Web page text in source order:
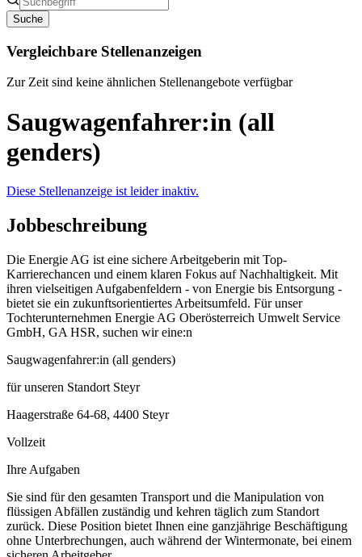
Suche
Vergleichbare Stellenanzeigen
Zur Zeit sind keine ähnlichen Stellenangebote verfügbar
Saugwagenfahrer:in (all
genders)
Diese Stellenanzeige ist leider inaktiv.
Jobbeschreibung
Die Energie AG ist eine sichere Arbeitgeberin mit Top-
Karrierechancen und einem klaren Fokus auf Nachhaltigkeit. Mit
ihren vielseitigen Aufgabenfeldern - von Energie bis Entsorgung -
bietet sie ein zukunftsorientiertes Arbeitsumfeld. Für unser
Tochterunternehmen Energie AG Oberösterreich Umwelt Service
GmbH, GA HSR, suchen wir eine:n
Saugwagenfahrer:in (all genders)
für unseren Standort Steyr
Haagerstraße 64-68, 4400 Steyr
Vollzeit
Ihre Aufgaben
Sie sind für den gesamten Transport und die Manipulation von
flüssigen Abfällen zuständig und kehren täglich zum Standort
zurück. Diese Position bietet Ihnen eine ganzjährige Beschäftigung
ohne Unterbrechungen, auch während der Wintermonate, bei einem